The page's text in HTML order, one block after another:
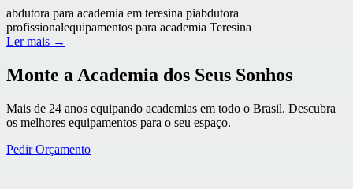
abdutora para academia em teresina piabdutora
profissionalequipamentos para academia Teresina
Ler mais →
Monte a Academia dos Seus Sonhos
Mais de 24 anos equipando academias em todo o Brasil. Descubra
os melhores equipamentos para o seu espaço.
Pedir Orçamento